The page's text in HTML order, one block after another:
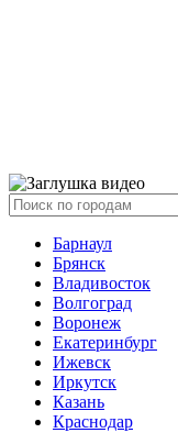
Барнаул
Брянск
Владивосток
Волгоград
Воронеж
Екатеринбург
Ижевск
Иркутск
Казань
Краснодар